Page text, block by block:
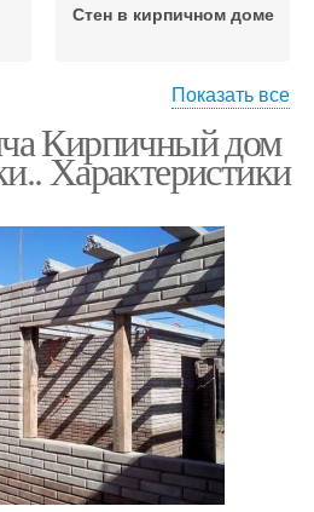
Стен в кирпичном доме
Показать все
Кирпичный дом
Характеристики